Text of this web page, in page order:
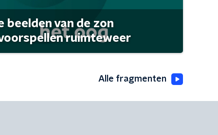
beelden van de zon
ruimteweer
Alle fragmenten